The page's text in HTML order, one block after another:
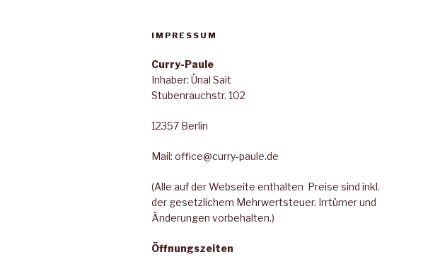
IMPRESSUM
Curry-Paule
Inhaber: Ünal Sait
Stubenrauchstr. 102
12357 Berlin
Mail: office@curry-paule.de
(Alle auf der Webseite enthalten Preise sind inkl.
der gesetzlichem Mehrwertsteuer. Irrtümer und
Änderungen vorbehalten.)
Öffnungszeiten